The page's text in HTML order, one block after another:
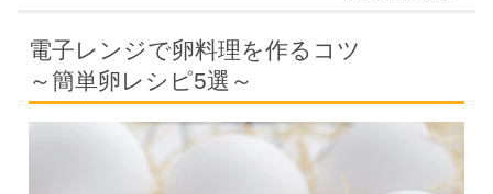
電子レンジで卵料理を作るコツ
～簡単卵レシピ5選～